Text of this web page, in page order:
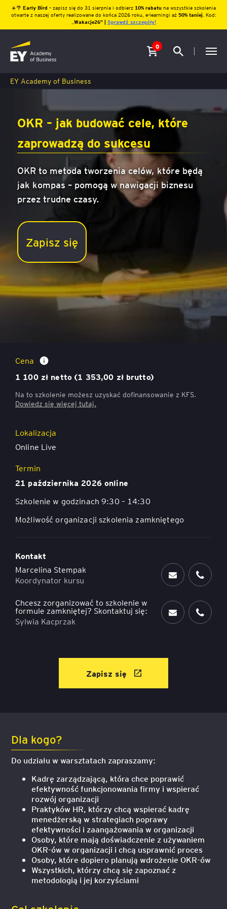
☀️🌴 Early Bird – zapisz się do 31 sierpnia i odbierz10% rabatu na wszystkie szkolenia
otwarte z naszej oferty realizowane do końca 2026 roku, e-learningi aż 50% taniej. Kod:
Wakacje26″ | Sprawdź szczegóły!
0
EY Academy of Business
OKR – jak budować cele, które
zaprowadzą do sukcesu
OKR to metoda tworzenia celów, które będą
jak kompas – pomogą w nawigacji biznesu
przez trudne czasy.
Zapisz się
Dla kogo?
Do udziału w warsztatach zapraszamy:
Kadrę zarządzającą, która chce poprawić
efektywność funkcjonowania firmy i wspierać
rozwój organizacji
Praktyków HR, którzy chcą wspierać kadrę
menedżerską w strategiach poprawy
efektywności i zaangażowania w organizacji
Osoby, które mają doświadczenie z używaniem
OKR-ów w organizacji i chcą usprawnić proces
Osoby, które dopiero planują wdrożenie OKR-ów
Wszystkich, którzy chcą się zapoznać z
metodologią i jej korzyściami
Cena
1 100 zł netto (1 353,00 zł brutto)
Na to szkolenie możesz uzyskać dofinansowanie z KFS.
Dowiedz się więcej tutaj.
Lokalizacja
Online Live
Termin
21 października 2026 online
Szkolenie w godzinach 9:30 – 14:30
Możliwość organizacji szkolenia zamkniętego
Kontakt
Marcelina Stempak
Koordynator kursu
Chcesz zorganizować to szkolenie w
formule zamkniętej? Skontaktuj się:
Sylwia Kacprzak
Zapisz się